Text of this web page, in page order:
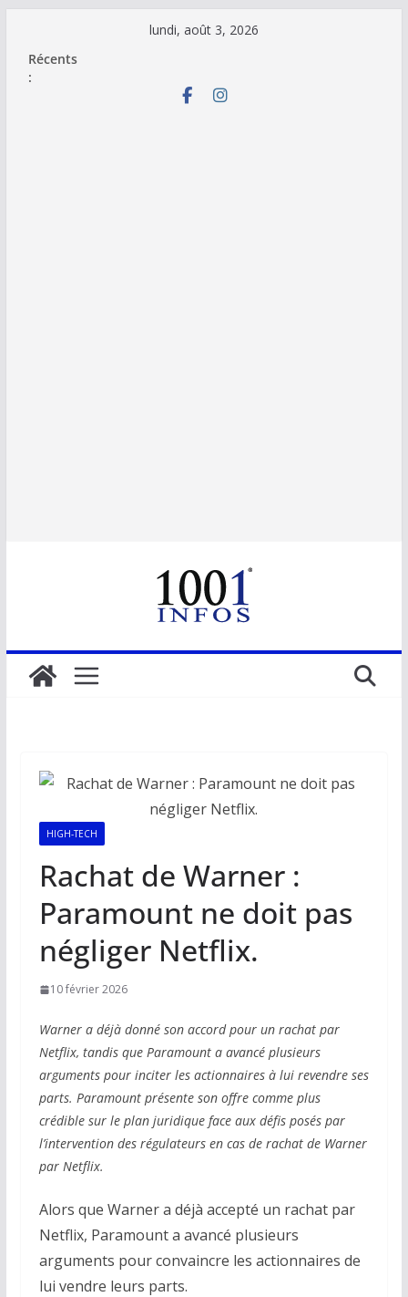
contenu
lundi, août 3, 2026
Récents
:
HIGH-TECH
Rachat de Warner :
Paramount ne doit pas
négliger Netflix.
10 février 2026
Warner a déjà donné son accord pour un rachat par
Netflix, tandis que Paramount a avancé plusieurs
arguments pour inciter les actionnaires à lui revendre ses
parts. Paramount présente son offre comme plus
crédible sur le plan juridique face aux défis posés par
l’intervention des régulateurs en cas de rachat de Warner
par Netflix.
Alors que Warner a déjà accepté un rachat par
Netflix, Paramount a avancé plusieurs
arguments pour convaincre les actionnaires de
lui vendre leurs parts.